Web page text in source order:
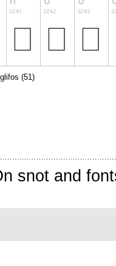
(51)
snot and